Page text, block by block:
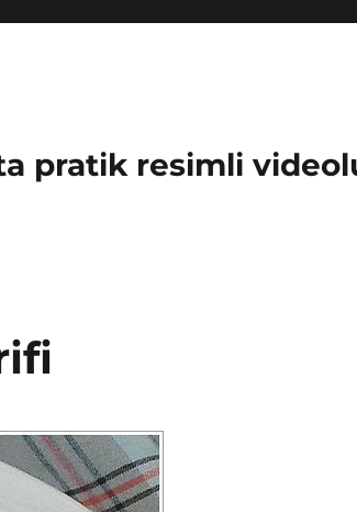
pratik resimli